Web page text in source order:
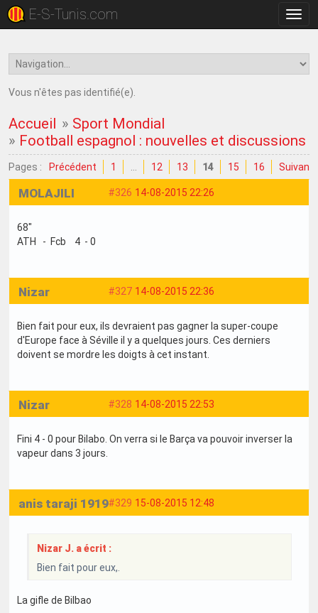
la
E-S-Tunis.com
Vous n'êtes pas identifié(e).
Accueil » Sport Mondial
» Football espagnol : nouvelles et discussions
Pages : Précédent 1 12 13 14 15 16 Suivant
#326 14-08-2015 22:26
MOLAJILI
68"
ATH - Fcb 4 - 0
#327 14-08-2015 22:36
Nizar
Bien fait pour eux, ils devraient pas gagner la super-coupe
d'Europe face à Séville il y a quelques jours. Ces derniers
doivent se mordre les doigts à cet instant.
#328 14-08-2015 22:53
Nizar
Fini 4 - 0 pour Bilabo. On verra si le Barça va pouvoir inverser la
vapeur dans 3 jours.
#329 15-08-2015 12:48
anis taraji 1919
Nizar J. a écrit :
Bien fait pour eux,.
La gifle de Bilbao